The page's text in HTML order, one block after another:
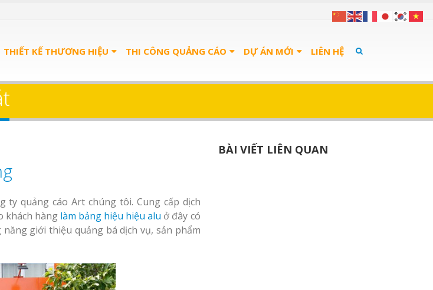
THIẾT KẾ THƯƠNG HIỆU THI CÔNG QUẢNG CÁO DỰ ÁN MỚI LIÊN HỆ
ty quảng cáo Art chúng tôi. Cung cấp dịch
khách hàng làm bảng hiệu hiệu alu ở đây có
giới thiệu quảng bá dịch vụ, sản phẩm
BÀI VIẾT LIÊN QUAN